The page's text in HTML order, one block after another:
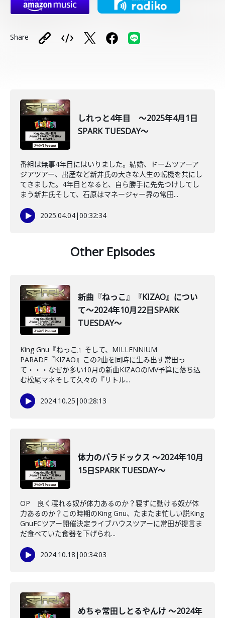
Share
しれっと4年目 ～2025年4月1日
SPARK TUESDAY～
番組は無事4年目にはいりました。結婚、ドームツアーア
ジアツアー、出産など新井氏の大きな人生の転機を共にし
てきました。4年目となると、自ら勝手に先先つけしてし
まう新井氏そして、石原はマネージャー界の常田...
2025.04.04|00:32:34
Other Episodes
新曲『ねっこ』『KIZAO』につい
て～2024年10月22日SPARK
TUESDAY～
King Gnu『ねっこ』そして、MILLENNIUM
PARADE『KIZAO』この2曲を同時に生み出す常田っ
て・・・なぜか多い10月の新曲KIZAOのMV予算に落ち込
む松尾マネそして久々の『リトル...
2024.10.25 |00:28:13
体力のパラドックス ～2024年10月
15日SPARK TUESDAY～
OP 良く寝れる奴が体力あるのか？寝ずに動ける奴が体
力あるのか？この時期のKing Gnu、たまたま忙しい説King
GnuFCツアー開催決定ライブハウスツアーに常田が提言ま
だ食べていた食器を下げられ...
2024.10.18 |00:34:03
めちゃ常田しとるやんけ ～2024年